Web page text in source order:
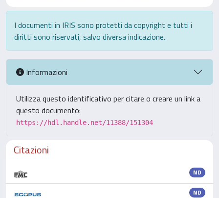
I documenti in IRIS sono protetti da copyright e tutti i
diritti sono riservati, salvo diversa indicazione.
Informazioni
Utilizza questo identificativo per citare o creare un link a
questo documento:
https://hdl.handle.net/11388/151304
Citazioni
ND
ND